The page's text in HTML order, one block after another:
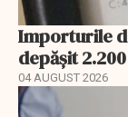
Importurile
depășit
04 AUGUST 2026